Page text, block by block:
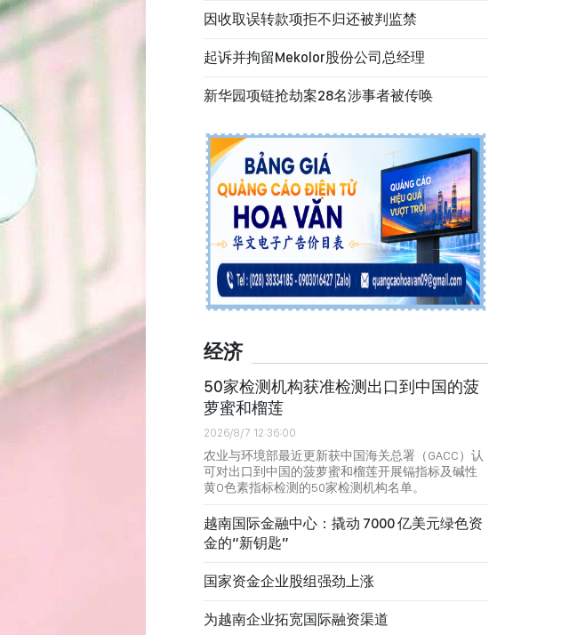
因收取误转款项拒不归还被判监禁
起诉并拘留Mekolor股份公司总经理
新华园项链抢劫案28名涉事者被传唤
经济
50家检测机构获准检测出口到中国的菠
萝蜜和榴莲
2026/8/7 12:36:00
农业与环境部最近更新获中国海关总署（GACC）认
可对出口到中国的菠萝蜜和榴莲开展镉指标及碱性
黄O色素指标检测的50家检测机构名单。
越南国际金融中心：撬动 7000 亿美元绿色资
金的“新钥匙”
国家资金企业股组强劲上涨
为越南企业拓宽国际融资渠道